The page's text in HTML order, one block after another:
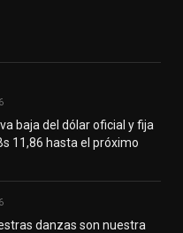
baja del dólar oficial y fija
11,86 hasta el próximo
danzas son nuestra